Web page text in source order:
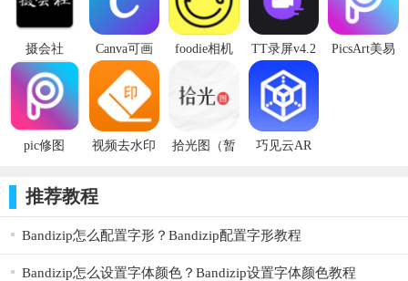
摄会社
v1.7.13安卓
软件
Canva可画
v2.126.0安
卓软件
foodie相机
软件
TT录屏v4.2
安卓软件
PicsArt美易
pic修图
无下载）
视频去水印
拾光图（暂
巧见云AR
推荐教程
Bandizip怎么配置字形？Bandizip配置字形教程
Bandizip怎么设置字体颜色？Bandizip设置字体颜色教程